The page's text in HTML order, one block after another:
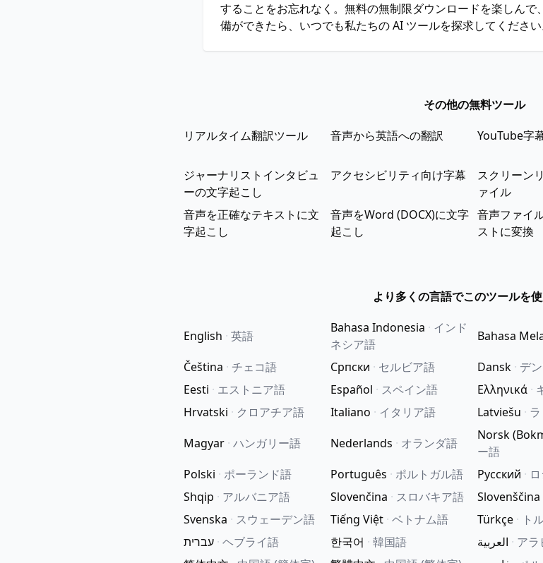
することをお忘れなく。無料の無制限ダウンロードを楽しん
備ができたら、いつでも私たちの AI ツールを探求してください
その他の無料ツール
リアルタイム翻訳ツール
音声から英語への翻訳 YouTube字
ジャーナリストインタビュ
ーの文字起こし
アクセシビリティ向け字幕
スクリーン
ァイル
音声を正確なテキストに文
字起こし
音声をWord (DOCX)に文字
起こし
音声ファイ
ストに変換
より多くの言語でこのツールを
English · 英語
Bahasa Indonesia · インド
ネシア語
Bahasa
Čeština · チェコ語 Српски · セルビア語 Dansk · デ
Eesti · エストニア語 Español · スペイン語 Ελληνικά ·
Hrvatski · クロアチア語 Italiano · イタリア語 Latviešu ·
Magyar · ハンガリー語 Nederlands · オランダ語
Norsk
ー語
Polski · ポーランド語 Português · ポルトガル語 Русский ·
Shqip · アルバニア語 Slovenčina · スロバキア語 Slovenščina
Svenska · スウェーデン語 Tiếng Việt · ベトナム語 Türkçe · ト
עברית · ヘブライ語 한국어 · 韓国語 العربية · アラ